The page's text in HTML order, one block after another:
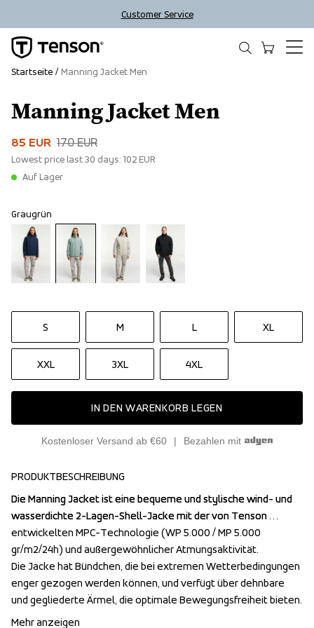
Customer Service
Manning Jacket Men
85 EUR 170 EUR
Lowest price last 30 days: 102 EUR
Auf Lager
Graugrün
S M L XL
XXL 3XL 4XL
IN DEN WARENKORB LEGEN
Kostenloser Versand ab €60 Bezahlen mit
Startseite Manning Jacket Men
Sale
PRODUKTBESCHREIBUNG
Die Manning Jacket ist eine bequeme und stylische wind- und
wasserdichte 2-Lagen-Shell-Jacke mit der von Tenson
entwickelten MPC-Technologie (WP 5.000 / MP 5.000
gr/m2/24h) und außergewöhnlicher Atmungsaktivität.
Die Jacke hat Bündchen, die bei extremen Wetterbedingungen
enger gezogen werden können, und verfügt über dehnbare
und gegliederte Ärmel, die optimale Bewegungsfreiheit bieten.
Die Manning Jacket ist eine bequeme und stylische wind- und
wasserdichte 2-Lagen-Shell-Jacke mit der von Tenson
entwickelten MPC-Technologie (WP 5.000 / MP 5.000
gr/m2/24h) und außergewöhnlicher Atmungsaktivität.
Die Jacke hat Bündchen, die bei extremen Wetterbedingungen
enger gezogen werden können, und verfügt über dehnbare
und gegliederte Ärmel, die optimale Bewegungsfreiheit bieten.
Mehr anzeigen